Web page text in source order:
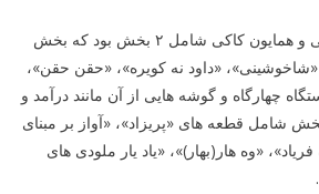
کنسرت دونوازی حیدر کاکی و همایون کاکی شامل ۲ بخش بود که بخش
«داود نه کویره»، «حقن حقن»،
چهارگاه و گوشه هایی از آن مانند درآمد و
شامل قطعه های «پریزاد»، «آواز بر مبنای
«وه هار(بهار)»، «یاد یار ملودی های